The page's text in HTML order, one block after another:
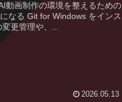
動画制作の環境を整えるための
なる Git for Windows をインス
変更管理や、...
2026.05.13